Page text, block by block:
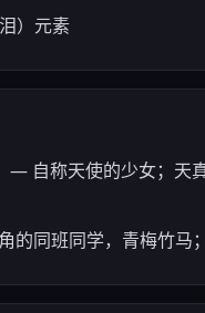
）元素
— 自称天使的少女；天
的同班同学，青梅竹马